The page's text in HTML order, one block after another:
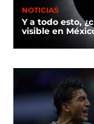
NOTICIAS
Y a todo esto,
visible en